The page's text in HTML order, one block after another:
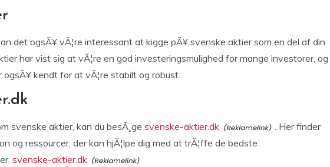
det ogsÃ¥ vÃ¦re interessant at kigge pÃ¥ svenske aktier som en del af din
har vist sig at vÃ¦re en god investeringsmulighed for mange investorer, og
kendt for at vÃ¦re stabilt og robust.
svenske aktier, kan du besÃ¸ge svenske-aktier.dk
. Her finder
og ressourcer, der kan hjÃ¦lpe dig med at trÃ¦ffe de bedste
svenske-aktier.dk